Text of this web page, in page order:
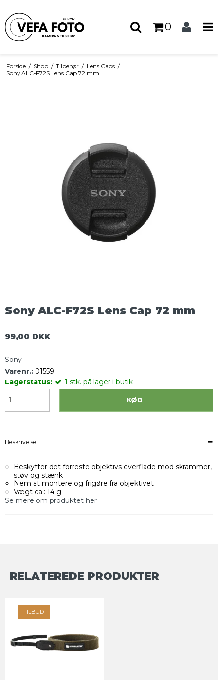
0
Forside / Shop / Tilbehør / Lens Caps /
Sony ALC-F72S Lens Cap 72 mm
Sony ALC-F72S Lens Cap 72 mm
99,00 DKK
Sony
Varenr.: 01559
Lagerstatus:
1 stk. på lager i butik
KØB
Beskrivelse
Beskytter det forreste objektivs overflade mod skrammer,
støv og stænk
Nem at montere og frigøre fra objektivet
Vægt ca.: 14 g
Se mere om produktet her
RELATEREDE PRODUKTER
TILBUD